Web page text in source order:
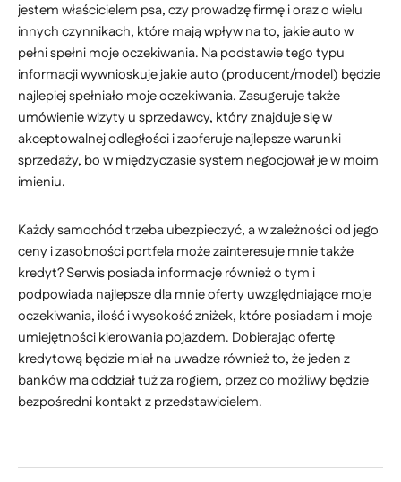
jestem właścicielem psa, czy prowadzę firmę i oraz o wielu
innych czynnikach, które mają wpływ na to, jakie auto w
pełni spełni moje oczekiwania. Na podstawie tego typu
informacji wywnioskuje jakie auto (producent/model) będzie
najlepiej spełniało moje oczekiwania. Zasugeruje także
umówienie wizyty u sprzedawcy, który znajduje się w
akceptowalnej odległości i zaoferuje najlepsze warunki
sprzedaży, bo w międzyczasie system negocjował je w moim
imieniu.
Każdy samochód trzeba ubezpieczyć, a w zależności od jego
ceny i zasobności portfela może zainteresuje mnie także
kredyt? Serwis posiada informacje również o tym i
podpowiada najlepsze dla mnie oferty uwzględniające moje
oczekiwania, ilość i wysokość zniżek, które posiadam i moje
umiejętności kierowania pojazdem. Dobierając ofertę
kredytową będzie miał na uwadze również to, że jeden z
banków ma oddział tuż za rogiem, przez co możliwy będzie
bezpośredni kontakt z przedstawicielem.